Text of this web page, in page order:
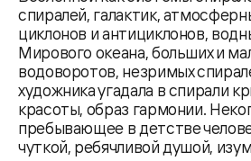
спиралей, галактик,
циклонов и антициклонов,
Мирового океана, больших и
водоворотов, незримых
художника угадала в спирали
красоты, образ гармонии.
пребывающее в детстве
чуткой, ребячливой душой,